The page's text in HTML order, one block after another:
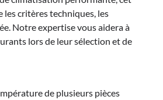
les critères techniques, les
Notre expertise vous aidera à
lors de leur sélection et de
de plusieurs pièces